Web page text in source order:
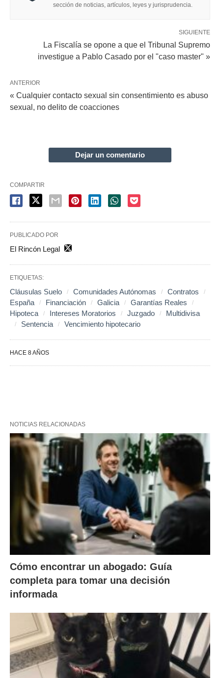
sección de noticias, artículos, leyes y jurisprudencia.
SIGUIENTE
La Fiscalía se opone a que el Tribunal Supremo
investigue a Pablo Casado por el "caso master" »
ANTERIOR
« Cualquier contacto sexual sin consentimiento es abuso
sexual, no delito de coacciones
Dejar un comentario
COMPARTIR
PUBLICADO POR
El Rincón Legal
ETIQUETAS:
Cláusulas Suelo Comunidades Autónomas
Contratos
España
Financiación Galicia
Garantías Reales
Hipoteca
Intereses Moratorios Juzgado
Multidivisa
Sentencia
Vencimiento hipotecario
HACE 8 AÑOS
NOTICIAS RELACIONADAS
Cómo encontrar un abogado: Guía
completa para tomar una decisión
informada